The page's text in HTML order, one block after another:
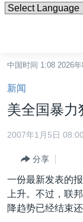
碍
链
接
跳
转
转
到
港澳
国际
最新国际新闻
分类新闻
中国时间 1:08 2026
新闻
美全国暴力
2007年1月5日 08:00
分享
一份最新发表的
上升。不过，联
降趋势已经结束还